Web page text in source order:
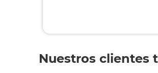
Nuestros clientes